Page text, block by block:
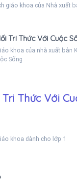
giáo khoa của Nhà xuất
Tri Thức Với Cuộc
khoa của nhà xuất bản
Sống
Thức Với
khoa dành cho lớp 1